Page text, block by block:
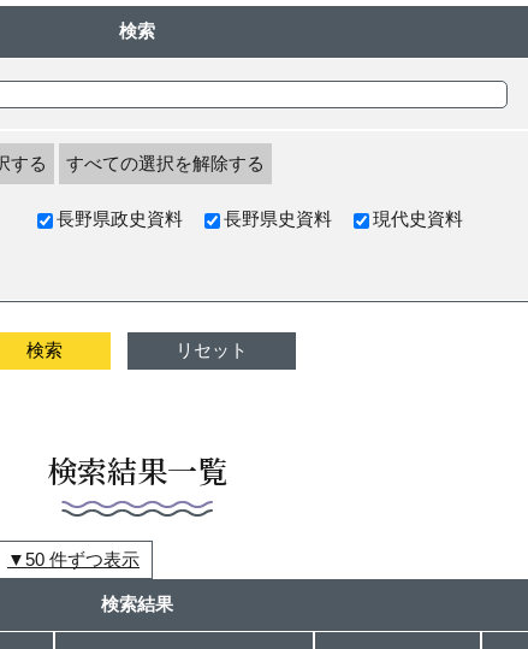
検索
する すべての選択を解除する
長野県政史資料 長野県史資料 現代史資料
検索結果一覧
50 件ずつ表示
検索結果